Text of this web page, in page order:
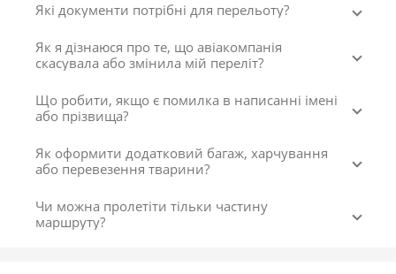
Які документи потрібні для перельоту?
Як я дізнаюся про те, що авіакомпанія
скасувала або змінила мій переліт?
Що робити, якщо є помилка в написанні імені
або прізвища?
Як оформити додатковий багаж, харчування
або перевезення тварини?
Чи можна пролетіти тільки частину
маршруту?